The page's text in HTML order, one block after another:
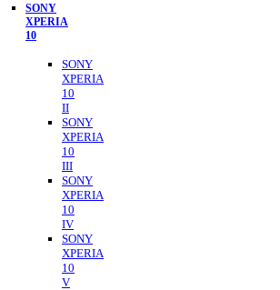
SONY
XPERIA
10
SONY
XPERIA
10
II
SONY
XPERIA
10
III
SONY
XPERIA
10
IV
SONY
XPERIA
10
V